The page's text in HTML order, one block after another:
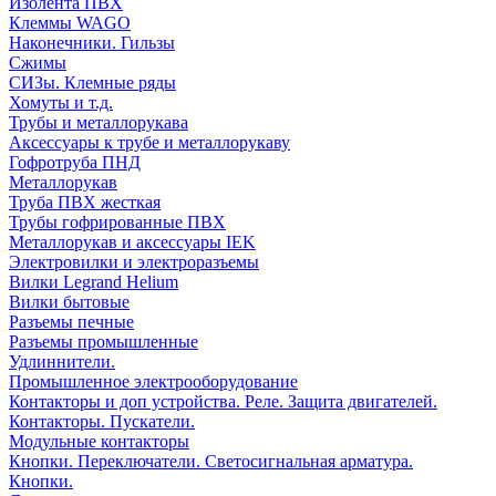
Клеммы WAGO
Наконечники. Гильзы
Сжимы
СИЗы. Клемные ряды
Хомуты и т.д.
Трубы и металлорукава
Аксессуары к трубе и металлорукаву
Гофротруба ПНД
Металлорукав
Труба ПВХ жесткая
Трубы гофрированные ПВХ
Металлорукав и аксессуары IEK
Электровилки и электроразъемы
Вилки Legrand Helium
Вилки бытовые
Разъемы печные
Разъемы промышленные
Удлиннители.
Промышленное электрооборудование
Контакторы и доп устройства. Реле. Защита двигателей.
Контакторы. Пускатели.
Модульные контакторы
Кнопки. Переключатели. Светосигнальная арматура.
Кнопки.